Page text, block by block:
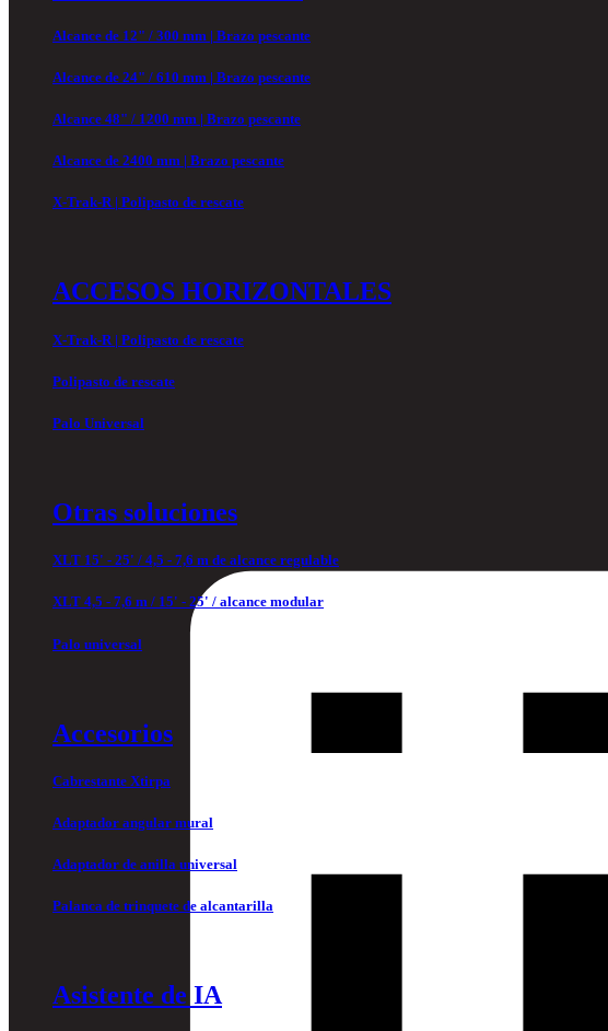
Alcance de 12" / 300 mm | Brazo pescante
Alcance de 24" / 610 mm | Brazo pescante
Alcance 48" / 1200 mm | Brazo pescante
Alcance de 2400 mm | Brazo pescante
X-Trak-R | Polipasto de rescate
ACCESOS HORIZONTALES
X-Trak-R | Polipasto de rescate
Polipasto de rescate
Palo Universal
Otras soluciones
XLT 15' - 25' / 4,5 - 7,6 m de alcance regulable
XLT 4,5 - 7,6 m / 15' - 25' / alcance modular
Palo universal
Accesorios
Cabrestante Xtirpa
Adaptador angular mural
Adaptador de anilla universal
Palanca de trinquete de alcantarilla
Asistente de IA